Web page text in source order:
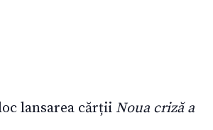
lansarea cărții Noua criză a